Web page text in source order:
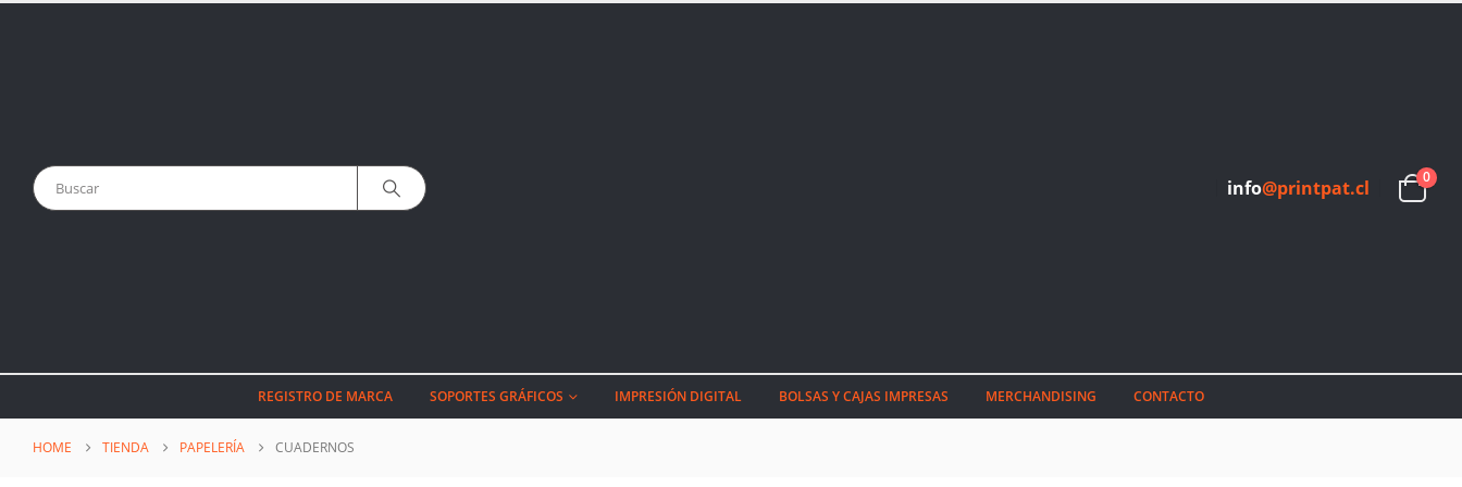
info@printpat.cl 0
REGISTRO DE MARCA SOPORTES GRÁFICOS IMPRESIÓN DIGITAL BOLSAS Y CAJAS IMPRESAS MERCHANDISING CONTACTO
HOME TIENDA PAPELERÍA CUADERNOS